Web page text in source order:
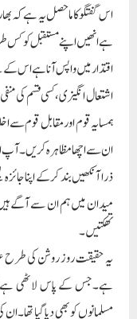
اس گفتگو کا ماحصل یہ ہے کہ
ہے انھیں اپنے مستقبل کو
اقتدار میں واپس آنا ہے اس
اشتعال انگیزی،کسی قسم کی
ہمسایہ قوم اور مقابل قوم
ان سے اچھا مظاہرہ
ذرا آنکھیں بند کرکے اپنا
میدان میں ہم ان سے آگے ہیں
تھکتیں۔
یہ حقیقت روز روشن کی طرح
ہے۔جس کے پاس لاٹھی ہے
مسلمانوں کو بھی دیا گیا